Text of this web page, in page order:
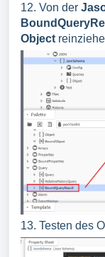
12. Von der
Object
13. Testen des